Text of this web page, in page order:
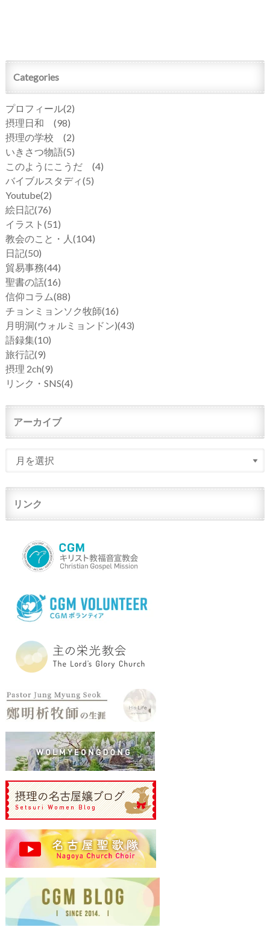
Categories
プロフィール(2)
摂理日和 (98)
摂理の学校 (2)
いきさつ物語(5)
このようにこうだ (4)
バイブルスタディ(5)
Youtube(2)
絵日記(76)
イラスト (51)
教会のこと・人 (104)
日記(50)
貿易事務(44)
聖書の話(16)
信仰コラム(88)
チョンミョンソク牧師(16)
月明洞(ウォルミョンドン)(43)
語録集(10)
旅行記(9)
摂理 2ch(9)
リンク・SNS(4)
アーカイブ
リンク